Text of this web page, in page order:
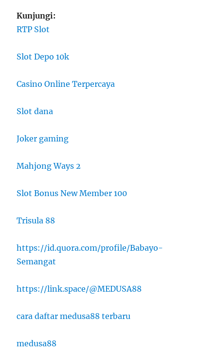
Kunjungi:
RTP Slot
Slot Depo 10k
Casino Online Terpercaya
Slot dana
Joker gaming
Mahjong Ways 2
Slot Bonus New Member 100
Trisula 88
https://id.quora.com/profile/Babayo-
Semangat
https://link.space/@MEDUSA88
cara daftar medusa88 terbaru
medusa88